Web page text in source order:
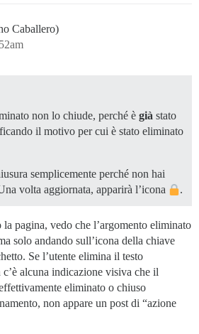
Caballero)
non lo chiude, perché è già stato
il motivo per cui è stato eliminato
semplicemente perché non hai
volta aggiornata, apparirà l’icona
.
pagina, vedo che l’argomento eliminato
solo andando sull’icona della chiave
Se l’utente elimina il testo
alcuna indicazione visiva che il
eliminato o chiuso
non appare un post di “azione